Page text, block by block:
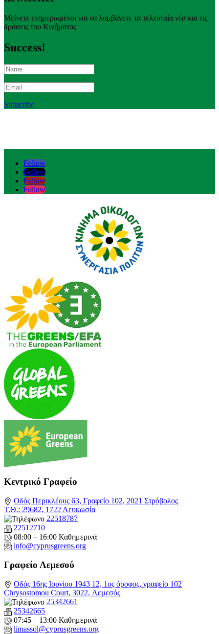
Μείνετε ενημερωμένοι για να λαμβάνετε τα τελευταία νέα και τις
δράσεις του Κινήματος
Success!
Subscribe
Follow
Follow
Follow
Follow
Κεντρικό Γραφείο
Οδός Περικλέους 63, Γραφείο 102, 2021 Στρόβολος
Τ.Θ.: 29682, 1722 Λευκωσία
22518787
22512710
08:00 – 16:00 Καθημερινά
info@cyprusgreens.org
Γραφείο Λεμεσού
Οδός 16ης Ιουνίου 1943 12, 1ος όροφος, γραφείο 102
Chrysostomou Court, 3022, Λεμεσός
25342661
25342665
07:45 – 13:00 Καθημερινά
limassol@cyprusgreens.org